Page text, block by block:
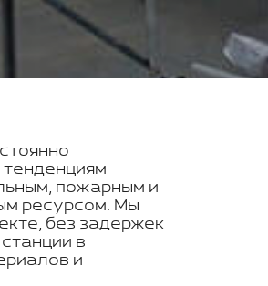
пожарным и
ресурсом. Мы
без задержек
в
и